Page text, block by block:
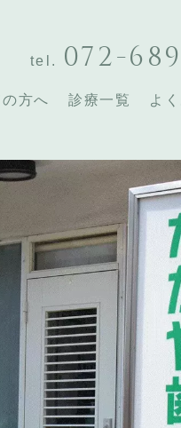
tel. 072-
方へ 診療一覧 よ